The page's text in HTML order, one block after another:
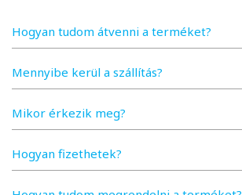
Hogyan tudom átvenni a terméket?
Mennyibe kerül a szállítás?
Mikor érkezik meg?
Hogyan fizethetek?